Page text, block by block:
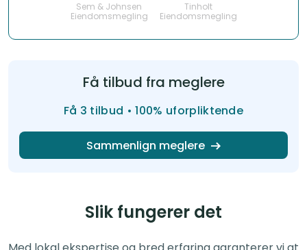
Sem & Johnsen
Eiendomsmegling
Tinholt
Eiendomsmegling
Få tilbud fra meglere
Få 3 tilbud • 100% uforpliktende
Sammenlign meglere
Slik fungerer det